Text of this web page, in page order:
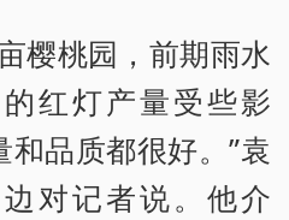
樱桃园，前期雨水
红灯产量受些影
品质都很好。”袁
对记者说。他介